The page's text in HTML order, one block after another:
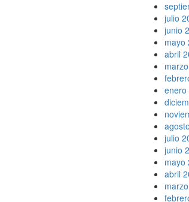
julio
junio
mayo
abril
enero
julio
junio
mayo
abril